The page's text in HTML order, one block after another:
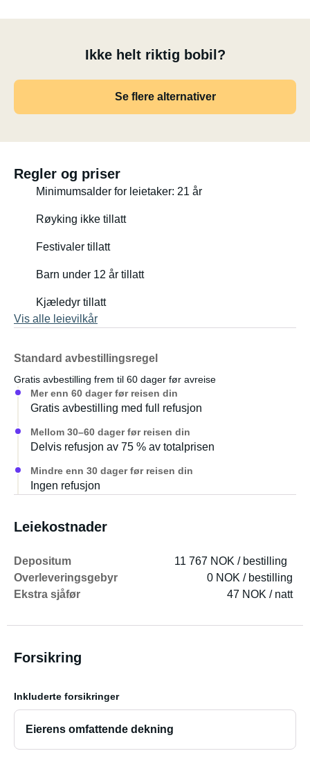
Ikke helt riktig bobil?
Se flere alternativer
Regler og priser
Minimumsalder for leietaker: 21 år
Røyking ikke tillatt
Festivaler tillatt
Barn under 12 år tillatt
Kjæledyr tillatt
Vis alle leievilkår
Standard avbestillingsregel
Gratis avbestilling frem til 60 dager før avreise
Mer enn 60 dager før reisen din
Gratis avbestilling med full refusjon
Mellom 30–60 dager før reisen din
Delvis refusjon av 75 % av totalprisen
Mindre enn 30 dager før reisen din
Ingen refusjon
Leiekostnader
Depositum
11 767 NOK / bestilling
Overleveringsgebyr
0 NOK / bestilling
Ekstra sjåfør
47 NOK / natt
Forsikring
Inkluderte forsikringer
Eierens omfattende dekning